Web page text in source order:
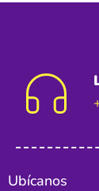
Ubícanos